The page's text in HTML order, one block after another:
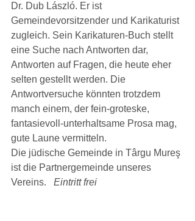
Dr. Dub László. Er ist
Gemeindevorsitzender und Karikaturist
zugleich. Sein Karikaturen-Buch stellt
eine Suche nach Antworten dar,
Antworten auf Fragen, die heute eher
selten gestellt werden. Die
Antwortversuche könnten trotzdem
manch einem, der fein-groteske,
fantasievoll-unterhaltsame Prosa mag,
gute Laune vermitteln.
Die jüdische Gemeinde in Târgu Mureş
ist die Partnergemeinde unseres
Vereins. Eintritt frei